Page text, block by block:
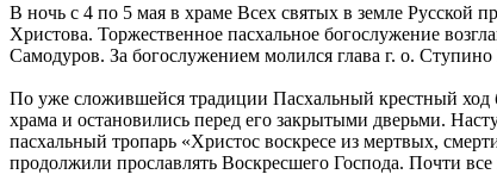
В ночь с 4 по 5 мая в храме Всех святых в земле Русской
Христова. Торжественное пасхальное богослужение
Самодуров. За богослужением молился глава г. о.
По уже сложившейся традиции Пасхальный крестный
храма и остановились перед его закрытыми дверьми.
пасхальный тропарь «Христос воскресе из мертвых,
продолжили прославлять Воскресшего Господа. Почти